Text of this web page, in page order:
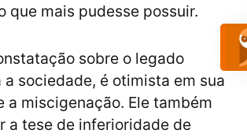
que mais pudesse possuir.
sobre o legado
a sociedade, é otimista em sua
a miscigenação. Ele também
a tese de inferioridade de